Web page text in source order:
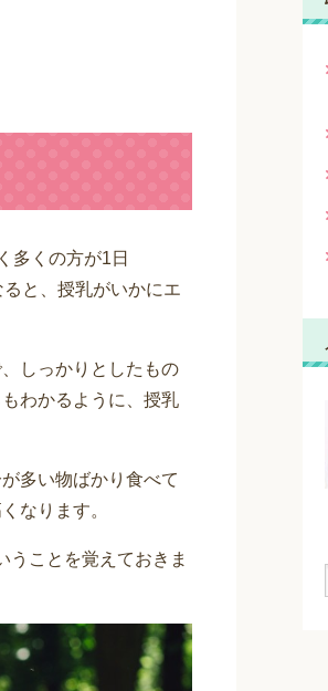
多くの方が1日
と、授乳がいかにエ
しっかりとしたもの
わかるように、授乳
多い物ばかり食べて
なります。
うことを覚えておきま